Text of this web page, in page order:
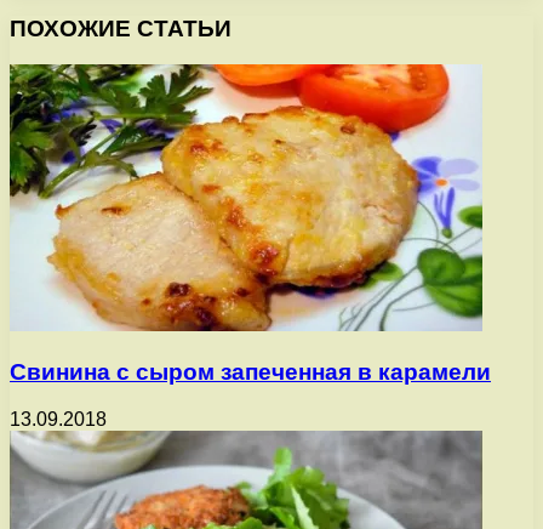
ПОХОЖИЕ СТАТЬИ
Свинина с сыром запеченная в карамели
13.09.2018